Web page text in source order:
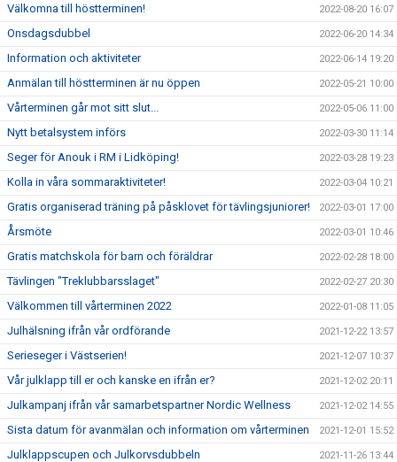
Välkomna till höstterminen! 2022-08-20 16:07
Onsdagsdubbel 2022-06-20 14:34
Information och aktiviteter 2022-06-14 19:20
Anmälan till höstterminen är nu öppen 2022-05-21 10:00
Vårterminen går mot sitt slut... 2022-05-06 11:00
Nytt betalsystem införs 2022-03-30 11:14
Seger för Anouk i RM i Lidköping! 2022-03-28 19:23
Kolla in våra sommaraktiviteter! 2022-03-04 10:21
Gratis organiserad träning på påsklovet för tävlingsjuniorer! 2022-03-01 17:00
Årsmöte 2022-03-01 10:46
Gratis matchskola för barn och föräldrar 2022-02-28 18:00
Tävlingen "Treklubbarsslaget" 2022-02-27 20:30
Välkommen till vårterminen 2022 2022-01-08 11:05
Julhälsning ifrån vår ordförande 2021-12-22 13:57
Serieseger i Västserien! 2021-12-07 10:37
Vår julklapp till er och kanske en ifrån er? 2021-12-02 20:11
Julkampanj ifrån vår samarbetspartner Nordic Wellness 2021-12-02 14:55
Sista datum för avanmälan och information om vårterminen 2021-12-01 15:52
Julklappscupen och Julkorvsdubbeln 2021-11-26 13:44